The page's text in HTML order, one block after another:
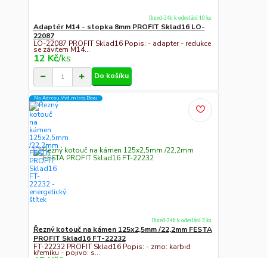
Adaptér M14 - stopka 8mm PROFIT Sklad16 LO-
22087
LO-22087 PROFIT Sklad16 Popis: - adapter - redukce
se závitem M14...
12 Kč/ks
Ihned-24h k odeslání 10 ks
Do košíku
Na Adresu,Výd.místo,Boxu
Řezný kotouč na kámen 125x2,5mm /22,2mm FESTA
PROFIT Sklad16 FT-22232
FT-22232 PROFIT Sklad16 Popis: - zrno: karbid
křemíku - pojivo: s...
Ihned-24h k odeslání 3 ks